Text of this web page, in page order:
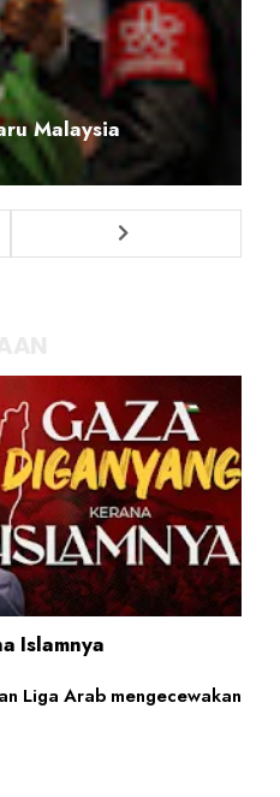
Malaysia
Islamnya
Liga Arab mengecewakan